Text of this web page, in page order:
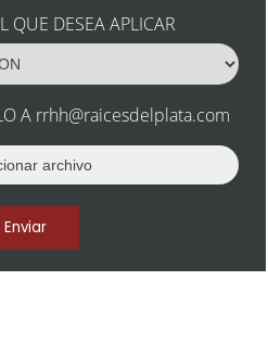
QUE DESEA APLICAR
A rrhh@raicesdelplata.com
Enviar